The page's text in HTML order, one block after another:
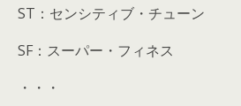
ST：センシティブ・チューン
SF：スーパー・フィネス
・・・